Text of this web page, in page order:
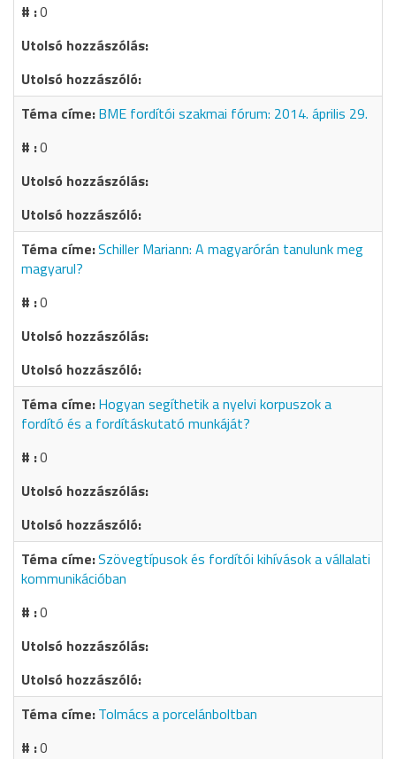
0
BME fordítói szakmai fórum: 2014. április 29.
0
Schiller Mariann: A magyarórán tanulunk meg
magyarul?
0
Hogyan segíthetik a nyelvi korpuszok a
fordító és a fordításkutató munkáját?
0
Szövegtípusok és fordítói kihívások a vállalati
kommunikációban
0
Tolmács a porcelánboltban
0